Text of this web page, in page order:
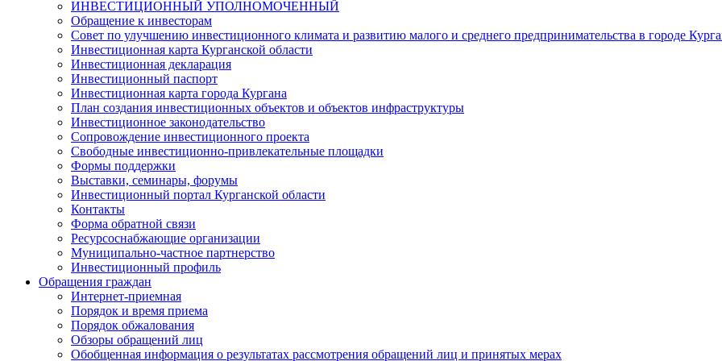
ИНВЕСТИЦИОННЫЙ УПОЛНОМОЧЕННЫЙ
Обращение к инвесторам
Совет по улучшению инвестиционного климата и развитию малого и среднего предпринимательства в городе
Инвестиционная карта Курганской области
Инвестиционная декларация
Инвестиционный паспорт
Инвестиционная карта города Кургана
План создания инвестиционных объектов и объектов инфраструктуры
Инвестиционное законодательство
Сопровождение инвестиционного проекта
Свободные инвестиционно-привлекательные площадки
Формы поддержки
Выставки, семинары, форумы
Инвестиционный портал Курганской области
Контакты
Форма обратной связи
Ресурсоснабжающие организации
Муниципально-частное партнерство
Инвестиционный профиль
Обращения граждан
Интернет-приемная
Порядок и время приема
Порядок обжалования
Обзоры обращений лиц
Обобщенная информация о результатах рассмотрения обращений лиц и принятых мерах